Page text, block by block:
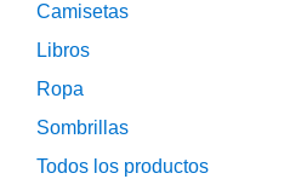
Camisetas
Libros
Ropa
Sombrillas
Todos los productos